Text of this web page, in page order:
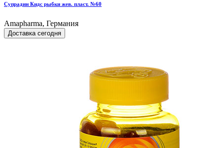
Супрадин Кидс рыбки жев. пласт. №60
Amapharma, Германия
Доставка сегодня